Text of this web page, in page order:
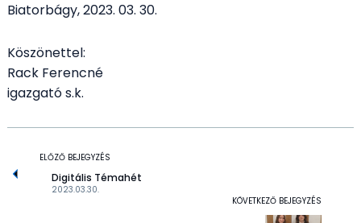
Biatorbágy, 2023. 03. 30.
Köszönettel:
Rack Ferencné
igazgató s.k.
ELŐZŐ BEJEGYZÉS
2023.03.30.
Digitális Témahét
KÖVETKEZŐ BEJEGYZÉS